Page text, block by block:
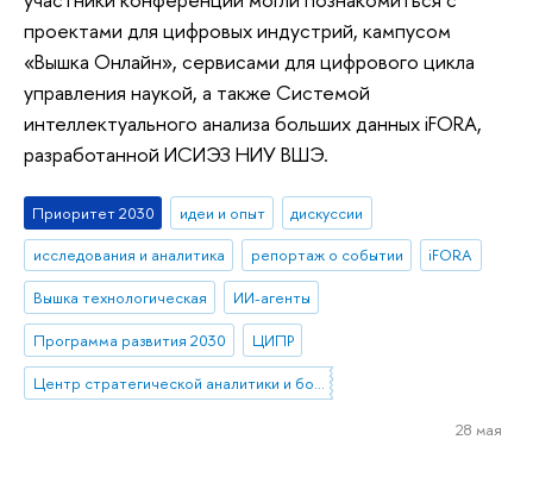
проектами для цифровых индустрий, кампусом
«Вышка Онлайн», сервисами для цифрового цикла
управления наукой, а также Системой
интеллектуального анализа больших данных iFORA,
разработанной ИСИЭЗ НИУ ВШЭ.
Приоритет 2030 идеи и опыт
дискуссии
исследования и аналитика
репортаж о событии
iFORA
Вышка технологическая
ИИ-агенты
Программа развития 2030
ЦИПР
Центр стратегической аналитики и больших данных
28 мая